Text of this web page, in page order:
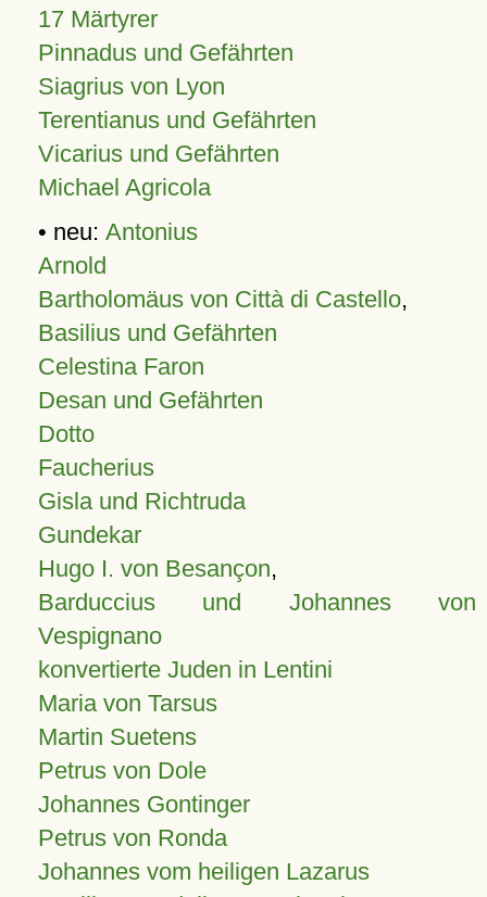
17 Märtyrer
Pinnadus und Gefährten
Siagrius von Lyon
Terentianus und Gefährten
Vicarius und Gefährten
Michael Agricola
• neu: Antonius
Arnold
Bartholomäus von Città di Castello,
Basilius und Gefährten
Celestina Faron
Desan und Gefährten
Dotto
Faucherius
Gisla und Richtruda
Gundekar
Hugo I. von Besançon,
Barduccius und Johannes von
Vespignano
konvertierte Juden in Lentini
Maria von Tarsus
Martin Suetens
Petrus von Dole
Johannes Gontinger
Petrus von Ronda
Johannes vom heiligen Lazarus